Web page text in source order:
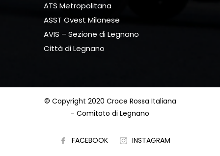
ATS Metropolitana
ASST Ovest Milanese
AVIS – Sezione di Legnano
Città di Legnano
© Copyright 2020 Croce Rossa Italiana
- Comitato di Legnano
FACEBOOK INSTAGRAM